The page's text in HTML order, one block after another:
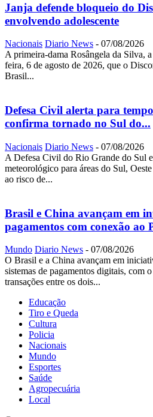
Janja defende bloqueio do
envolvendo adolescente
Nacionais Diario News - 07/08/2026
A primeira-dama Rosângela da Silva,
feira, 6 de agosto de 2026, que o
Brasil...
Defesa Civil alerta para
confirma tornado no Sul do...
Nacionais Diario News - 07/08/2026
A Defesa Civil do Rio Grande do Sul
meteorológico para áreas do Sul,
ao risco de...
Brasil e China avançam em
pagamentos com conexão ao
Mundo Diario News - 07/08/2026
O Brasil e a China avançam em
sistemas de pagamentos digitais, com
transações entre os dois...
Educação
Tiro e Queda
Cultura
Policia
Nacionais
Mundo
Esportes
Saúde
Agropecuária
Local